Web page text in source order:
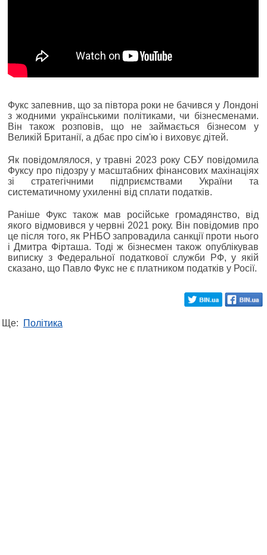
Фукс запевнив, що за півтора роки не бачився у Лондоні
з жодними українськими політиками, чи бізнесменами.
Він також розповів, що не займається бізнесом у
Великій Британії, а дбає про сім'ю і виховує дітей.
Як повідомлялося, у травні 2023 року СБУ повідомила
Фуксу про підозру у масштабних фінансових махінаціях
зі стратегічними підприємствами України та
систематичному ухиленні від сплати податків.
Раніше Фукс також мав російське громадянство, від
якого відмовився у червні 2021 року. Він повідомив про
це після того, як РНБО запровадила санкції проти нього
і Дмитра Фірташа. Тоді ж бізнесмен також опублікував
виписку з Федеральної податкової служби РФ, у якій
сказано, що Павло Фукс не є платником податків у Росії.
Ще: Політика